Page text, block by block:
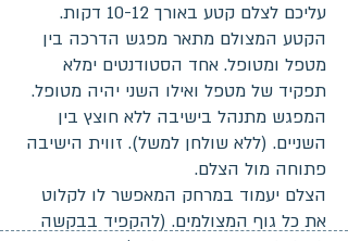
עליכם לצלם קטע באורך 10-12 דקות.
הקטע המצולם מתאר מפגש הדרכה בין
מטפל ומטופל. אחד הסטודנטים ימלא
תפקיד של מטפל ואילו השני יהיה מטופל.
המפגש מתנהל בישיבה ללא חוצץ בין
השניים. (ללא שולחן למשל). זווית הישיבה
פתוחה מול הצלם.
הצלם יעמוד במרחק המאפשר לו לקלוט
את כל גוף המצולמים. (להקפיד בבקשה